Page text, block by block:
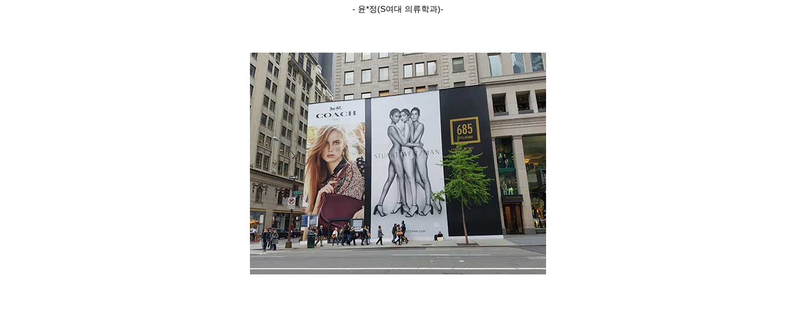
- 윤*정(S여대 의류학과)-